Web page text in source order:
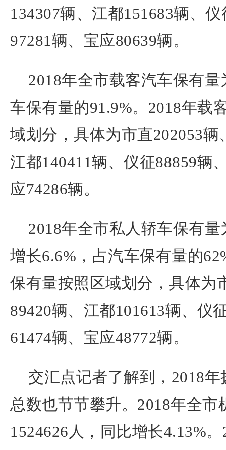
134307辆、江都151683辆、
97281辆、宝应80639辆。
2018年全市载客汽车保有量
车保有量的91.9%。2018年载
域划分，具体为市直202053辆
江都140411辆、仪征88859辆
应74286辆。
2018年全市私人轿车保有量
增长6.6%，占汽车保有量的
保有量按照区域划分，具体为
89420辆、江都101613辆、仪
61474辆、宝应48772辆。
交汇点记者了解到，2018
总数也节节攀升。2018年全市
1524626人，同比增长4.13%